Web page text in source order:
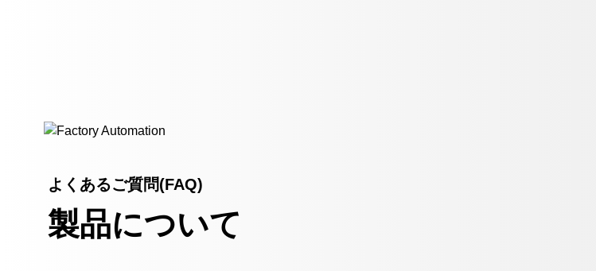
よくあるご質問(FAQ)
製品について